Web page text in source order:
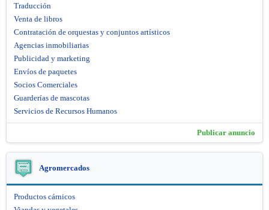
Traducción
Venta de libros
Contratación de orquestas y conjuntos artísticos
Agencias inmobiliarias
Publicidad y marketing
Envíos de paquetes
Socios Comerciales
Guarderías de mascotas
Servicios de Recursos Humanos
Publicar anuncio
Agromercados
Productos cárnicos